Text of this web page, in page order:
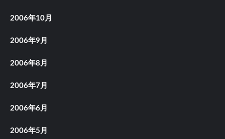
2006年10月
2006年9月
2006年8月
2006年7月
2006年6月
2006年5月